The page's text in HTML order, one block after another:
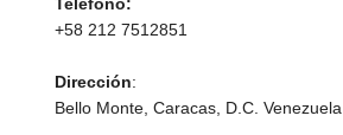
Teléfono:
+58 212 7512851
Dirección:
Bello Monte, Caracas, D.C. Venezuela